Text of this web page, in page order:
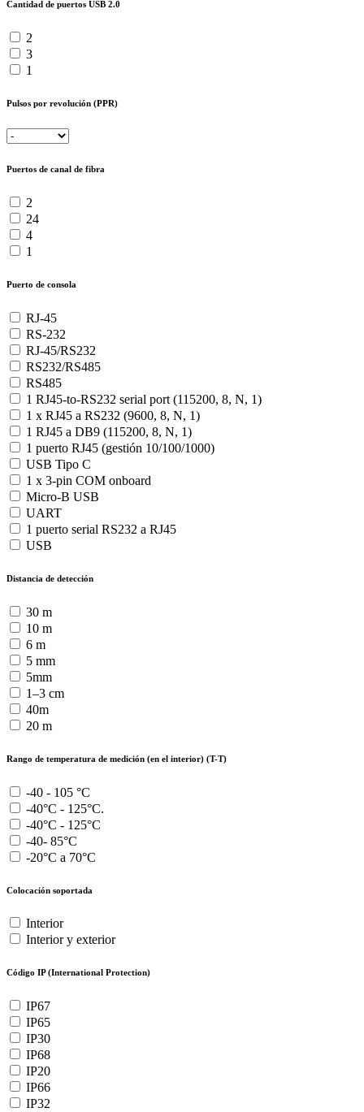
Cantidad de puertos USB 2.0
2
3
1
Pulsos por revolución (PPR)
Puertos de canal de fibra
2
24
4
1
Puerto de consola
RJ-45
RS-232
RJ-45/RS232
RS232/RS485
RS485
1 RJ45-to-RS232 serial port (115200, 8, N, 1)
1 x RJ45 a RS232 (9600, 8, N, 1)
1 RJ45 a DB9 (115200, 8, N, 1)
1 puerto RJ45 (gestión 10/100/1000)
USB Tipo C
1 x 3-pin COM onboard
Micro-B USB
UART
1 puerto serial RS232 a RJ45
USB
Distancia de detección
30 m
10 m
6 m
5 mm
5mm
1–3 cm
40m
20 m
Rango de temperatura de medición (en el interior) (T-T)
-40 - 105 °C
-40°C - 125°C.
-40°C - 125°C
-40- 85°C
-20°C a 70°C
Colocación soportada
Interior
Interior y exterior
Código IP (International Protection)
IP67
IP65
IP30
IP68
IP20
IP66
IP32